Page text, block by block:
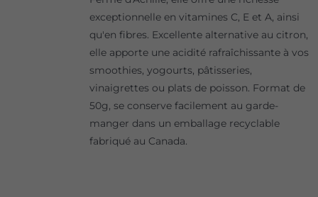
exceptionnelle en vitamines C, E et A, ainsi
qu'en fibres. Excellente alternative au citron,
elle apporte une acidité rafraîchissante à vos
smoothies, yogourts, pâtisseries,
vinaigrettes ou plats de poisson. Format de
50g, se conserve facilement au garde-
manger dans un emballage recyclable
fabriqué au Canada.